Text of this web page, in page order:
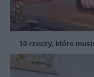
10 rzeczy, które